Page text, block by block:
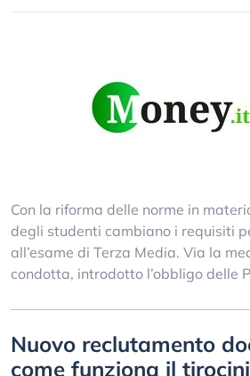
Con la riforma delle norme in
degli studenti cambiano i requisiti
all’esame di Terza Media. Via la
condotta, introdotto l’obbligo delle
Nuovo reclutamento
come funziona il